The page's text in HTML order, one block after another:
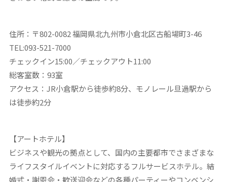
住所：〒802-0082 福岡県北九州市小倉北区古船場町3-46
TEL:093-521-7000
チェックイン15:00／チェックアウト11:00
総客室数：93室
アクセス：JR小倉駅から徒歩約8分、モノレール旦過駅から
は徒歩約2分
【アートホテル】
ビジネスや観光の拠点として、国内の主要都市でさまざまな
ライフスタイルイベントに対応するフルサービスホテル。結
婚式・謝恩会・歓送迎会などの各種パーティーやコンベンシ